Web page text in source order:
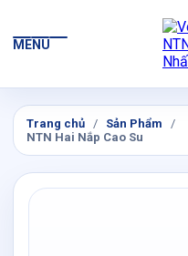
MENU
Trang chủ / Sản Phẩm /
NTN Hai Nắp Cao Su